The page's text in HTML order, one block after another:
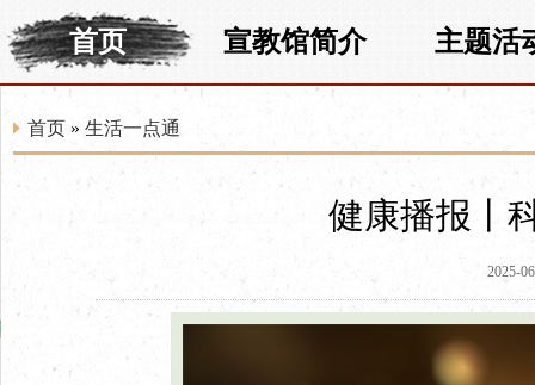
首页 宣教馆简介 主题活
首页 » 生活一点通
健康播报丨
2025-